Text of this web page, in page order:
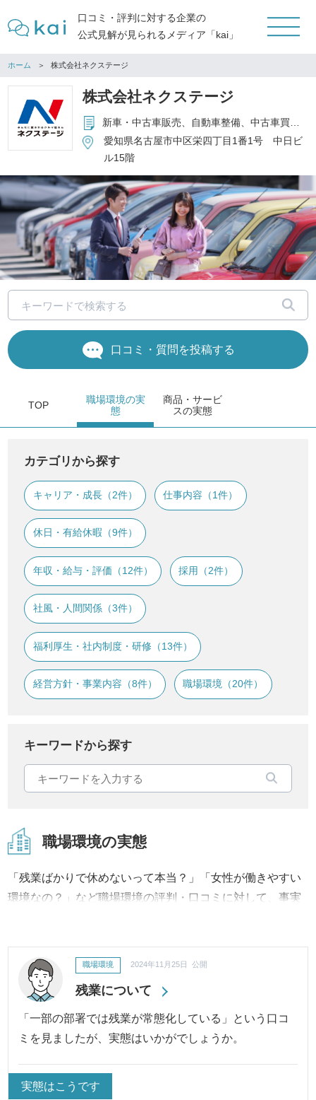
口コミ・評判に対する企業の
公式見解が見られるメディア「kai」
ホーム 株式会社ネクステージ
株式会社ネクステージ
新車・中古車販売、自動車整備、中古車買取、保険代理店事業
愛知県名古屋市中区栄四丁目1番1号 中日ビ
ル15階
口コミ・質問を投稿する
TOP
商品・サービ
スの実態
職場環境の実
態
カテゴリから探す
キャリア・成長（2件） 仕事内容（1件）
休日・有給休暇（9件）
年収・給与・評価（12件） 採用（2件）
社風・人間関係（3件）
福利厚生・社内制度・研修（13件）
経営方針・事業内容（8件） 職場環境（20件）
キーワードから探す
職場環境の実態
「残業ばかりで休めないって本当？」「女性が働きやすい
環境なの？」など職場環境の評判・口コミに対して、事実
残業について
職場環境 2024年11月25日 公開
「一部の部署では残業が常態化している」という口コ
ミを見ましたが、実態はいかがでしょうか。
実態はこうです